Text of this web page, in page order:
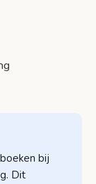
bij
Dit